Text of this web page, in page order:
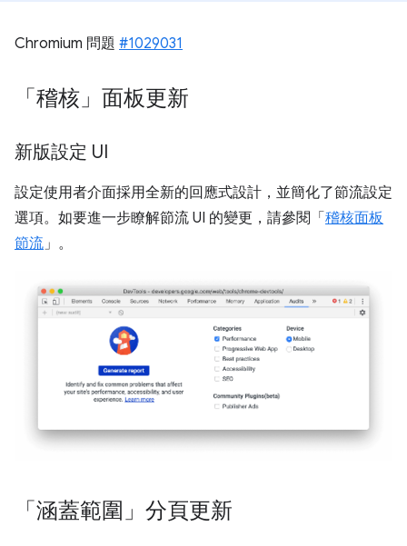
Chromium 問題 #1029031
「稽核」面板更新
新版設定 UI
設定使用者介面採用全新的回應式設計，並簡化了節流設定
選項。如要進一步瞭解節流 UI 的變更，請參閱「 稽核面板
節流」。
「涵蓋範圍」分頁更新